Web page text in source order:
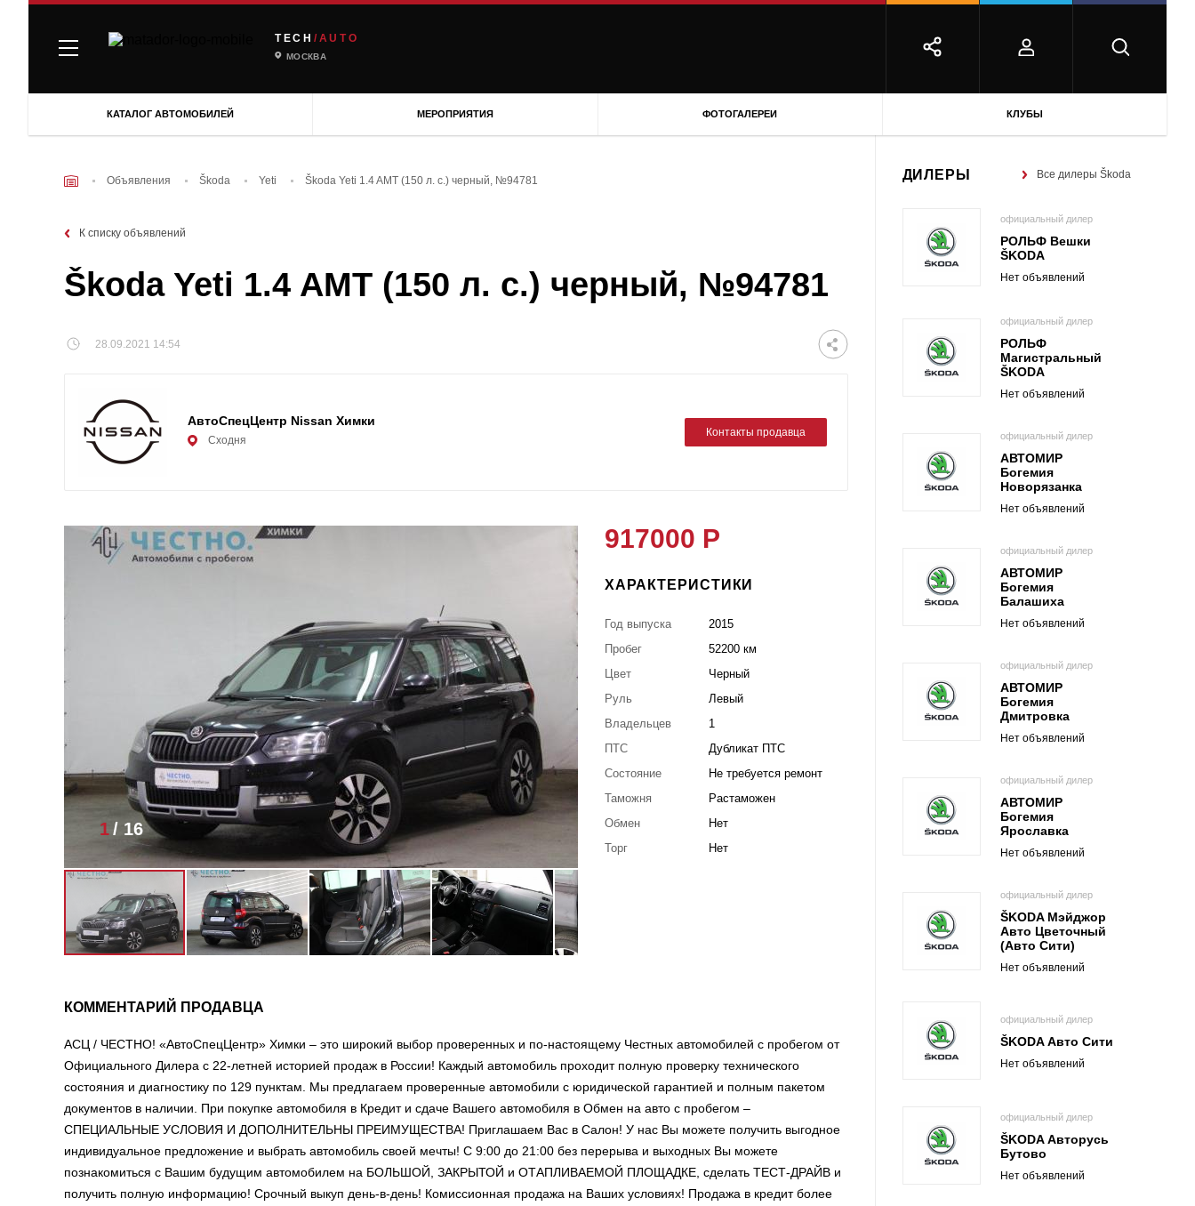
TECH /AUTO
МОСКВА
КАТАЛОГ АВТОМОБИЛЕЙ МЕРОПРИЯТИЯ ФОТОГАЛЕРЕИ КЛУБЫ
Объявления Škoda Yeti Škoda Yeti 1.4 AMT (150 л. с.) черный, №94781
К списку объявлений
Škoda Yeti 1.4 AMT (150 л. с.) черный, №94781
28.09.2021 14:54
АвтоСпецЦентр Nissan Химки
Сходня
Контакты продавца
1/ 16
917000 Р
ХАРАКТЕРИСТИКИ
Год выпуска
2015
Пробег
52200 км
Цвет
Черный
Руль
Левый
Владельцев
1
ПТС
Дубликат ПТС
Состояние
Не требуется ремонт
Таможня
Растаможен
Обмен
Нет
Торг
Нет
КОММЕНТАРИЙ ПРОДАВЦА
АСЦ / ЧЕСТНО! «АвтоСпецЦентр» Химки – это широкий выбор проверенных и по-настоящему Честных автомобилей с пробегом от
Официального Дилера с 22-летней историей продаж в России! Каждый автомобиль проходит полную проверку технического
состояния и диагностику по 129 пунктам. Мы предлагаем проверенные автомобили с юридической гарантией и полным пакетом
документов в наличии. При покупке автомобиля в Кредит и сдаче Вашего автомобиля в Обмен на авто с пробегом –
СПЕЦИАЛЬНЫЕ УСЛОВИЯ И ДОПОЛНИТЕЛЬНЫ ПРЕИМУЩЕСТВА! Приглашаем Вас в Салон! У нас Вы можете получить выгодное
индивидуальное предложение и выбрать автомобиль своей мечты! С 9:00 до 21:00 без перерыва и выходных Вы можете
познакомиться с Вашим будущим автомобилем на БОЛЬШОЙ, ЗАКРЫТОЙ и ОТАПЛИВАЕМОЙ ПЛОЩАДКЕ, сделать ТЕСТ-ДРАЙВ и
получить полную информацию! Срочный выкуп день-в-день! Комиссионная продажа на Ваших условиях! Продажа в кредит более
ДИЛЕРЫ Все дилеры Škoda
официальный дилер
РОЛЬФ Вешки
ŠKODA
Нет объявлений
официальный дилер
РОЛЬФ
Магистральный
ŠKODA
Нет объявлений
официальный дилер
АВТОМИР
Богемия
Новорязанка
Нет объявлений
официальный дилер
АВТОМИР
Богемия
Балашиха
Нет объявлений
официальный дилер
АВТОМИР
Богемия
Дмитровка
Нет объявлений
официальный дилер
АВТОМИР
Богемия
Ярославка
Нет объявлений
официальный дилер
ŠKODA Мэйджор
Авто Цветочный
(Авто Сити)
Нет объявлений
официальный дилер
ŠKODA Авто Сити
Нет объявлений
официальный дилер
ŠKODA Авторусь
Бутово
Нет объявлений